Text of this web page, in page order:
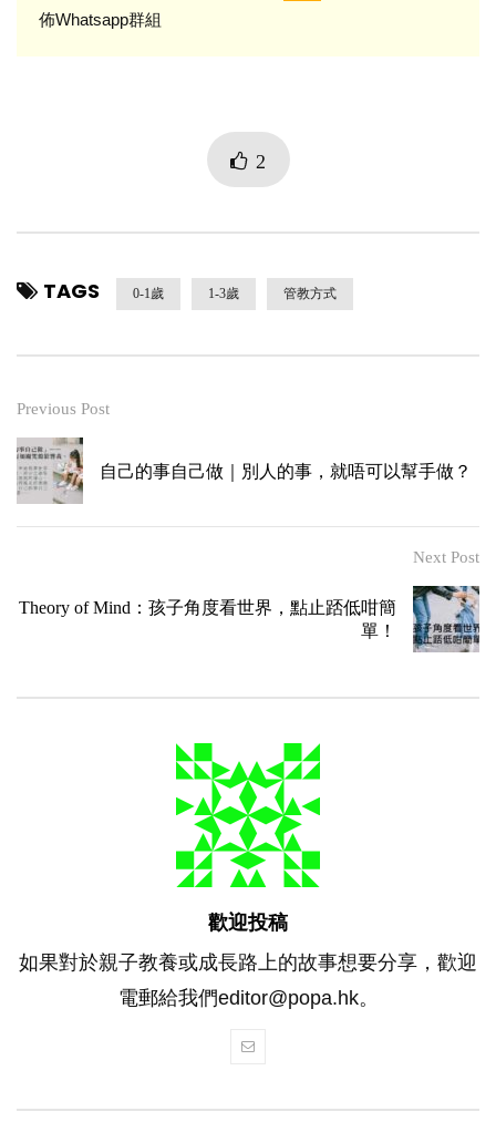
佈Whatsapp群組
2
TAGS 0-1歲 1-3歲 管教方式
Previous Post
自己的事自己做｜別人的事，就唔可以幫手做？
Next Post
Theory of Mind：孩子角度看世界，點止踎低咁簡
單！
歡迎投稿
如果對於親子教養或成長路上的故事想要分享，歡迎
電郵給我們editor@popa.hk。